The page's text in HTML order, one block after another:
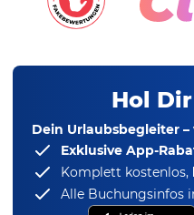
Hol
Dein Urlaubsbegleiter
Exklusive App-
Komplett kostenlos,
Alle Buchungsinfos